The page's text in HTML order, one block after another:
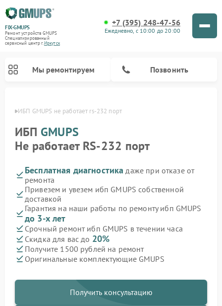
FIX-GMUPS
Ремонт устройств GMUPS
Специализированный
cервисный центр г.Иркутск
+7 (395) 248-47-56
Ежедневно, с 10:00 до 20:00
Мы ремонтируем Позвонить
ИБП GMUPS не работает rs-232 порт
ИБП GMUPS
Не работает RS-232 порт
Бесплатная диагностика даже при отказе от
ремонта
Привезем и увезем ибп GMUPS собственной
доставкой
Гарантия на наши работы по ремонту ибп GMUPS
до 3-х лет
Срочный ремонт ибп GMUPS в течении часа
Скидка для вас до 20%
Получите 1500 рублей на ремонт
Оригинальные комплектующие GMUPS
Получить консультацию